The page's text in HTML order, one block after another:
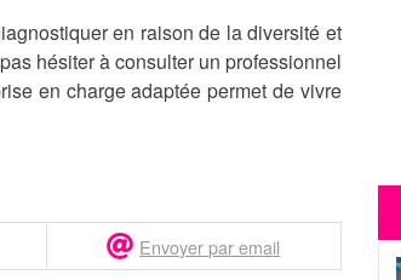
en raison de la diversité et
hésiter à consulter un professionnel
en charge adaptée permet de vivre
Envoyer par email